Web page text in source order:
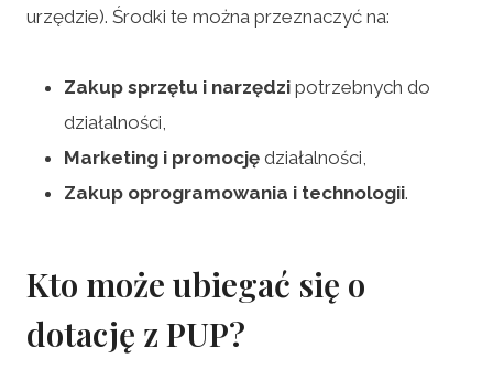
urzędzie). Środki te można przeznaczyć na:
Zakup sprzętu i narzędzi potrzebnych do
działalności,
Marketing i promocję działalności,
Zakup oprogramowania i technologii.
Kto może ubiegać się o
dotację z PUP?